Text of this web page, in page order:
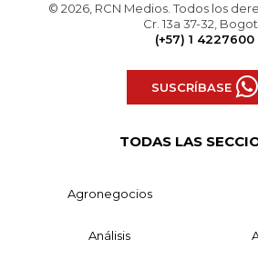
© 2026, RCN Medios. Todos los
Cr. 13a 37-32,
(+57) 1 4227600
SUSCRÍBASE
TODAS LAS
Agronegocios
Análisis